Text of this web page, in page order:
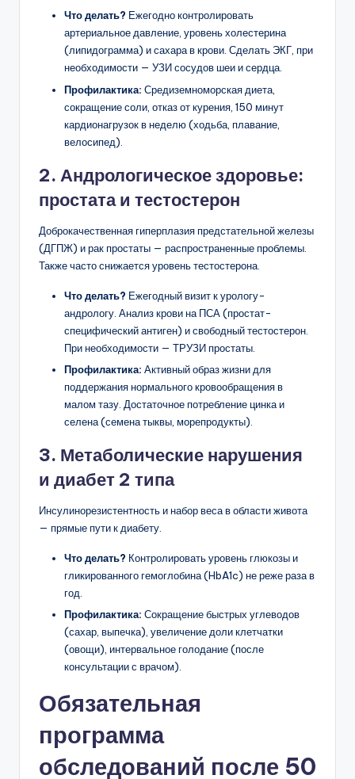
Что делать? Ежегодно контролировать
артериальное давление, уровень холестерина
(липидограмма) и сахара в крови. Сделать ЭКГ, при
необходимости — УЗИ сосудов шеи и сердца.
Профилактика: Средиземноморская диета,
сокращение соли, отказ от курения, 150 минут
кардионагрузок в неделю (ходьба, плавание,
велосипед).
2. Андрологическое здоровье:
простата и тестостерон
Доброкачественная гиперплазия предстательной железы
(ДГПЖ) и рак простаты — распространенные проблемы.
Также часто снижается уровень тестостерона.
Что делать? Ежегодный визит к урологу-
андрологу. Анализ крови на ПСА (простат-
специфический антиген) и свободный тестостерон.
При необходимости — ТРУЗИ простаты.
Профилактика: Активный образ жизни для
поддержания нормального кровообращения в
малом тазу. Достаточное потребление цинка и
селена (семена тыквы, морепродукты).
3. Метаболические нарушения
и диабет 2 типа
Инсулинорезистентность и набор веса в области живота
— прямые пути к диабету.
Что делать? Контролировать уровень глюкозы и
гликированного гемоглобина (HbA1c) не реже раза в
год.
Профилактика: Сокращение быстрых углеводов
(сахар, выпечка), увеличение доли клетчатки
(овощи), интервальное голодание (после
консультации с врачом).
Обязательная
программа
обследований после 50